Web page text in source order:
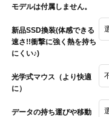
モデルは付属しません。
新品SSD換装(体感できる
速さ!!衝撃に強く熱を持ち
にくい♪)
光学式マウス（より快適
に）
データの持ち運びや移動